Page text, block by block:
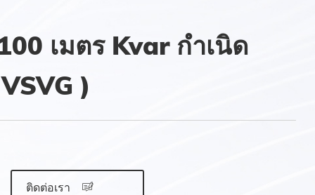
เมตร Kvar กำเนิด
)
ติดต่อเรา